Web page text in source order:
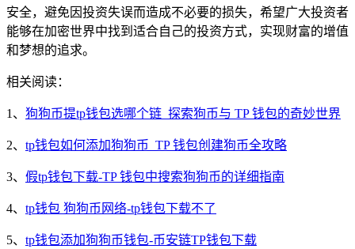
安全，避免因投资失误而造成不必要的损失，希望广大投资者
能够在加密世界中找到适合自己的投资方式，实现财富的增值
和梦想的追求。
相关阅读：
1、 狗狗币提tp钱包选哪个链_探索狗币与 TP 钱包的奇妙世界
2、 tp钱包如何添加狗狗币_TP 钱包创建狗币全攻略
3、 假tp钱包下载-TP 钱包中搜索狗狗币的详细指南
4、 tp钱包 狗狗币网络-tp钱包下载不了
5、 tp钱包添加狗狗币钱包-币安链TP钱包下载